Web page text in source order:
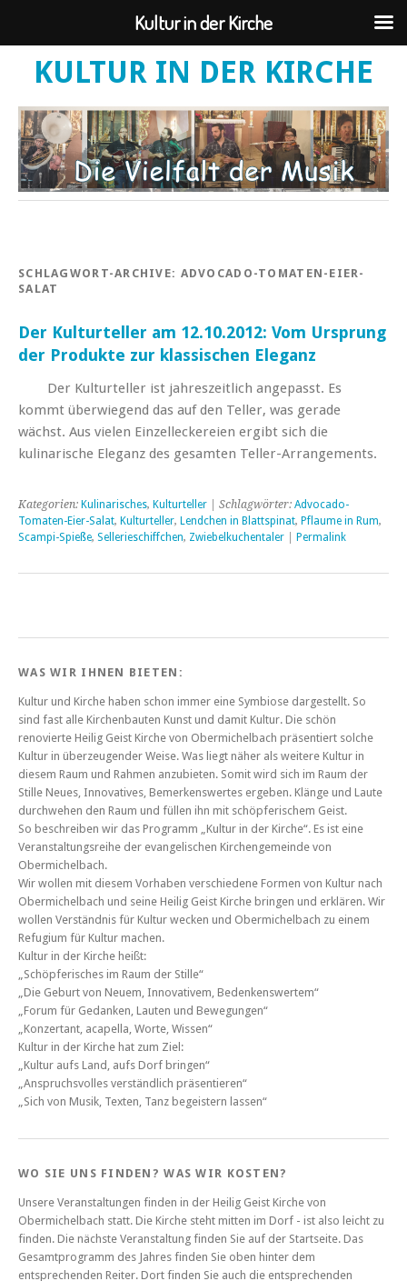
KULTUR IN DER KIRCHE
SCHLAGWORT-ARCHIVE: ADVOCADO-TOMATEN-EIER-
SALAT
Der Kulturteller am 12.10.2012: Vom Ursprung
der Produkte zur klassischen Eleganz
Der Kulturteller ist jahreszeitlich angepasst. Es
kommt überwiegend das auf den Teller, was gerade
wächst. Aus vielen Einzelleckereien ergibt sich die
kulinarische Eleganz des gesamten Teller-Arrangements.
Kategorien: Kulinarisches, Kulturteller | Schlagwörter: Advocado-
Tomaten-Eier-Salat, Kulturteller, Lendchen in Blattspinat, Pflaume in Rum,
Scampi-Spieße, Sellerieschiffchen, Zwiebelkuchentaler Permalink
WAS WIR IHNEN BIETEN:
Kultur und Kirche haben schon immer eine Symbiose dargestellt. So
sind fast alle Kirchenbauten Kunst und damit Kultur. Die schön
renovierte Heilig Geist Kirche von Obermichelbach präsentiert solche
Kultur in überzeugender Weise. Was liegt näher als weitere Kultur in
diesem Raum und Rahmen anzubieten. Somit wird sich im Raum der
Stille Neues, Innovatives, Bemerkenswertes ergeben. Klänge und Laute
durchwehen den Raum und füllen ihn mit schöpferischem Geist.
So beschreiben wir das Programm „Kultur in der Kirche“. Es ist eine
Veranstaltungsreihe der evangelischen Kirchengemeinde von
Obermichelbach.
Wir wollen mit diesem Vorhaben verschiedene Formen von Kultur nach
Obermichelbach und seine Heilig Geist Kirche bringen und erklären. Wir
wollen Verständnis für Kultur wecken und Obermichelbach zu einem
Refugium für Kultur machen.
Kultur in der Kirche heißt:
„Schöpferisches im Raum der Stille“
„Die Geburt von Neuem, Innovativem, Bedenkenswertem“
„Forum für Gedanken, Lauten und Bewegungen“
„Konzertant, acapella, Worte, Wissen“
Kultur in der Kirche hat zum Ziel:
„Kultur aufs Land, aufs Dorf bringen“
„Anspruchsvolles verständlich präsentieren“
„Sich von Musik, Texten, Tanz begeistern lassen“
WO SIE UNS FINDEN? WAS WIR KOSTEN?
Unsere Veranstaltungen finden in der Heilig Geist Kirche von
Obermichelbach statt. Die Kirche steht mitten im Dorf - ist also leicht zu
finden. Die nächste Veranstaltung finden Sie auf der Startseite. Das
Gesamtprogramm des Jahres finden Sie oben hinter dem
entsprechenden Reiter. Dort finden Sie auch die entsprechenden
Kultur in der Kirche